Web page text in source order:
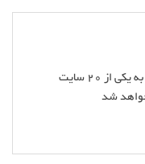
این سایت به زودی به یکی از 20 سایت
شد